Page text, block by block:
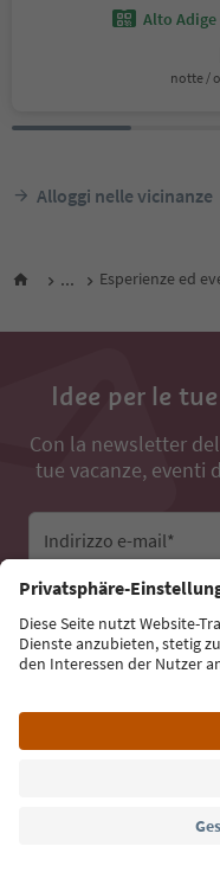
Alto Adige
notte /
Alloggi nelle vicinanze
... Esperienze ed
Idee per le
Con la newsletter
tue vacanze, eventi
Indirizzo e-mail*